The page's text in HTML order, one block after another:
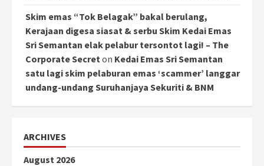
Skim emas “Tok Belagak” bakal berulang,
Kerajaan digesa siasat & serbu Skim Kedai Emas
Sri Semantan elak pelabur tersontot lagi! – The
Corporate Secret on Kedai Emas Sri Semantan
satu lagi skim pelaburan emas ‘scammer’ langgar
undang-undang Suruhanjaya Sekuriti & BNM
ARCHIVES
August 2026